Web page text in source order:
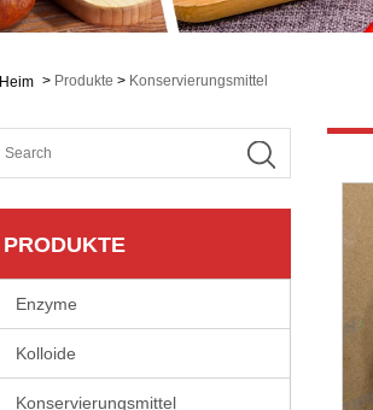
Heim > Produkte > Konservierungsmittel
PRODUKTE
Enzyme
Kolloide
Konservierungsmittel